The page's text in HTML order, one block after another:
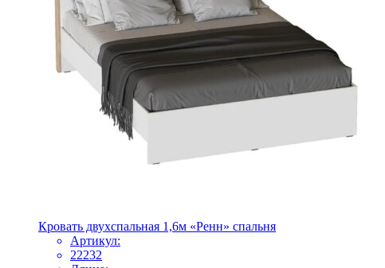
Кровать двухспальная 1,6м «Ренн» спальня
Артикул:
22232